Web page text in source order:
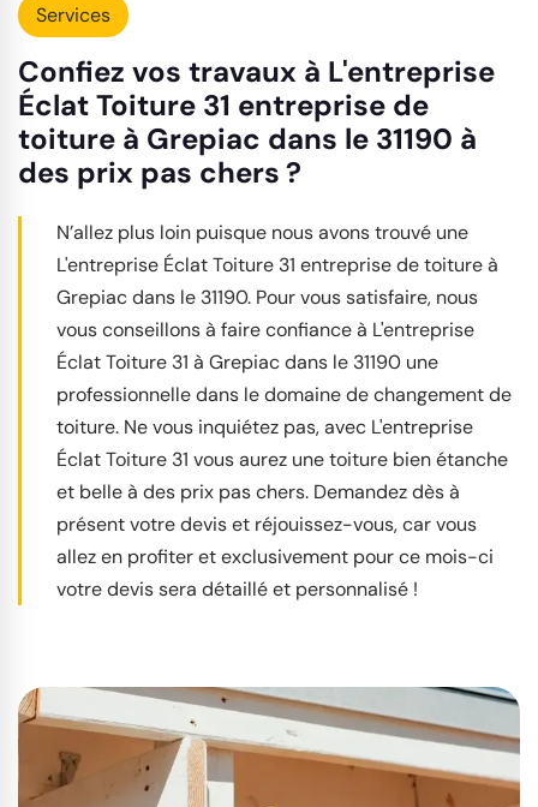
Services
Confiez vos travaux à L'entreprise
Éclat Toiture 31 entreprise de
toiture à Grepiac dans le 31190 à
des prix pas chers ?
N’allez plus loin puisque nous avons trouvé une
L'entreprise Éclat Toiture 31 entreprise de toiture à
Grepiac dans le 31190. Pour vous satisfaire, nous
vous conseillons à faire confiance à L'entreprise
Éclat Toiture 31 à Grepiac dans le 31190 une
professionnelle dans le domaine de changement de
toiture. Ne vous inquiétez pas, avec L'entreprise
Éclat Toiture 31 vous aurez une toiture bien étanche
et belle à des prix pas chers. Demandez dès à
présent votre devis et réjouissez-vous, car vous
allez en profiter et exclusivement pour ce mois-ci
votre devis sera détaillé et personnalisé !